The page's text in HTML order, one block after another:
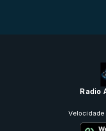
Radio
Velocidade